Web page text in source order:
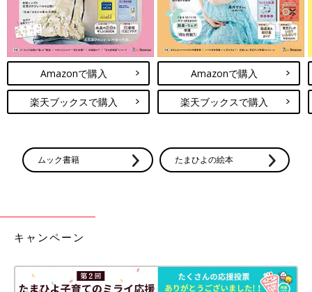
Amazonで購入
楽天ブックスで購入
Amazonで購入
楽天ブックスで購入
ムック書籍 たまひよの絵本
キャンペーン